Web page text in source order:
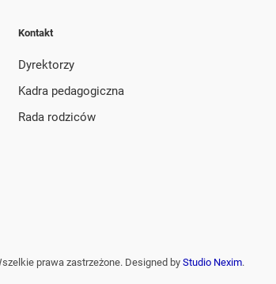
Kontakt
Dyrektorzy
Kadra pedagogiczna
Rada rodziców
prawa zastrzeżone. Designed byStudio Nexim.